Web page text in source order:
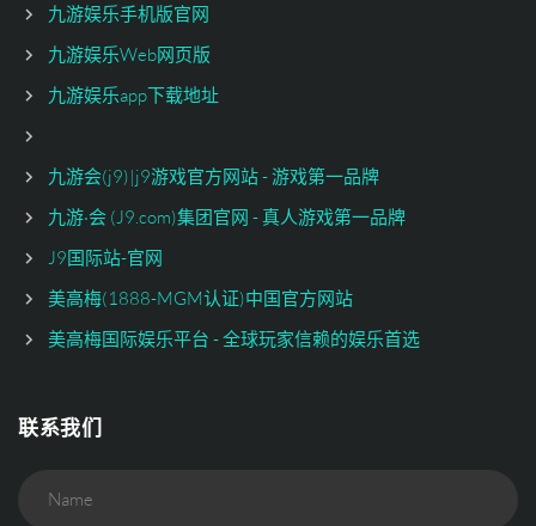
九游娱乐手机版官网
九游娱乐Web网页版
九游娱乐app下载地址
九游会(j9)|j9游戏官方网站 - 游戏第一品牌
九游·会 (J9.com)集团官网 - 真人游戏第一品牌
J9国际站-官网
美高梅(1888-MGM认证)中国官方网站
美高梅国际娱乐平台 - 全球玩家信赖的娱乐首选
联系我们
Name